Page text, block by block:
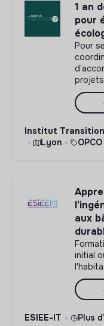
1 an
pour
Pour
Institut
Lyon
OPCO
aux
initial
ESIEE-IT Plus